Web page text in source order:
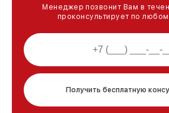
Менеджер позвонит Вам в
проконсультирует по
Получить бесплатную